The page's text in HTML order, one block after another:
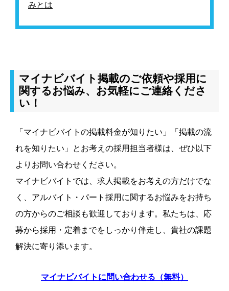
みとは
マイナビバイト掲載のご依頼や採用に
関するお悩み、お気軽にご連絡くださ
い！
「マイナビバイトの掲載料金が知りたい」「掲載の流
れを知りたい」とお考えの採用担当者様は、ぜひ以下
よりお問い合わせください。
マイナビバイトでは、求人掲載をお考えの方だけでな
く、アルバイト・パート採用に関するお悩みをお持ち
の方からのご相談も歓迎しております。私たちは、応
募から採用・定着までをしっかり伴走し、貴社の課題
解決に寄り添います。
マイナビバイトに問い合わせる（無料）